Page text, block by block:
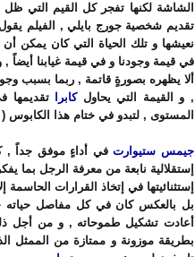
الشاشة لكنها تفجر كل القيم التي
تقديم شخصية جورج بايلي , الفيلم
نعيشها و تلك الحياة التي كان يمكن
في قيمة وجودنا و في قيمة غيابنا
ألا يظهره بصورةٍ قاتمة , ربما بسبب
, و القيمة التي يحاولكابرا
تقديمها
المستوى , لتبدو في ختام هذا الكابوس
جيمس ستيوارتفي أداءٍ موفق جداً ,
إستقلالية نابعة من معرفة الرجل بما
إستثنائيتها في إتخاذ القرارات
بل بالعكس كان في كل مفاصل حياته
أعادت تشكيل طموحاته , و من أجل ذلك
بطريقة موزونة و ممتازة من الممثل